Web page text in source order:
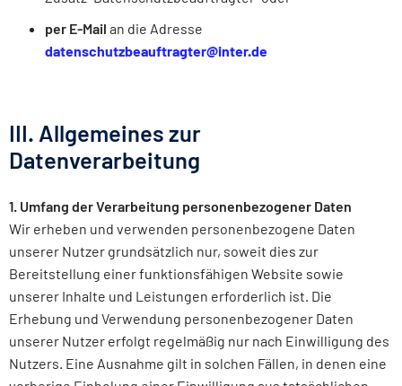
per E-Mail an die Adresse
datenschutzbeauftragter@inter.de
III. Allgemeines zur
Datenverarbeitung
1. Umfang der Verarbeitung personenbezogener Daten
Wir erheben und verwenden personenbezogene Daten
unserer Nutzer grundsätzlich nur, soweit dies zur
Bereitstellung einer funktionsfähigen Website sowie
unserer Inhalte und Leistungen erforderlich ist. Die
Erhebung und Verwendung personenbezogener Daten
unserer Nutzer erfolgt regelmäßig nur nach Einwilligung des
Nutzers. Eine Ausnahme gilt in solchen Fällen, in denen eine